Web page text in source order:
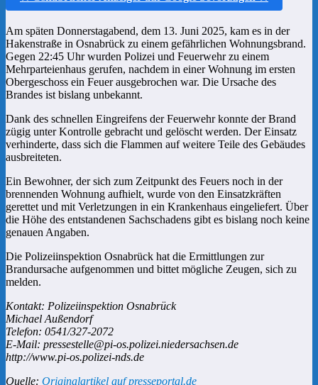
Am späten Donnerstagabend, dem 13. Juni 2025, kam es in der
Hakenstraße in Osnabrück zu einem gefährlichen Wohnungsbrand.
Gegen 22:45 Uhr wurden Polizei und Feuerwehr zu einem
Mehrparteienhaus gerufen, nachdem in einer Wohnung im ersten
Obergeschoss ein Feuer ausgebrochen war. Die Ursache des
Brandes ist bislang unbekannt.
Dank des schnellen Eingreifens der Feuerwehr konnte der Brand
zügig unter Kontrolle gebracht und gelöscht werden. Der Einsatz
verhinderte, dass sich die Flammen auf weitere Teile des Gebäudes
ausbreiteten.
Ein Bewohner, der sich zum Zeitpunkt des Feuers noch in der
brennenden Wohnung aufhielt, wurde von den Einsatzkräften
gerettet und mit Verletzungen in ein Krankenhaus eingeliefert. Über
die Höhe des entstandenen Sachschadens gibt es bislang noch keine
genauen Angaben.
Die Polizeiinspektion Osnabrück hat die Ermittlungen zur
Brandursache aufgenommen und bittet mögliche Zeugen, sich zu
melden.
Kontakt: Polizeiinspektion Osnabrück
Michael Außendorf
Telefon: 0541/327-2072
E-Mail: pressestelle@pi-os.polizei.niedersachsen.de
http://www.pi-os.polizei-nds.de
Quelle: Originalartikel auf presseportal.de